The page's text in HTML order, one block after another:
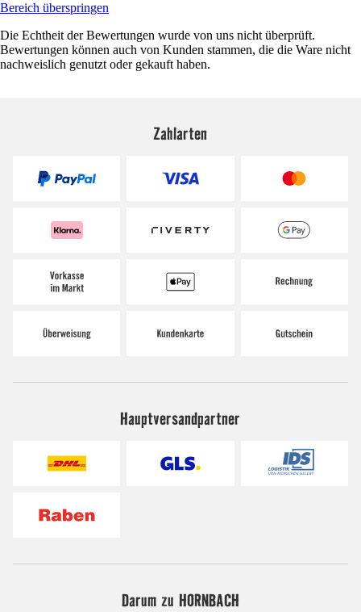
Bereich überspringen
Die Echtheit der Bewertungen wurde von uns nicht überprüft.
Bewertungen können auch von Kunden stammen, die die Ware nicht
nachweislich genutzt oder gekauft haben.
Zahlarten
Hauptversandpartner
Darum zu HORNBACH